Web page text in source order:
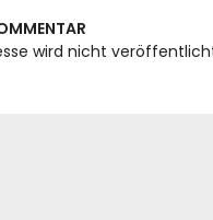
wird nicht